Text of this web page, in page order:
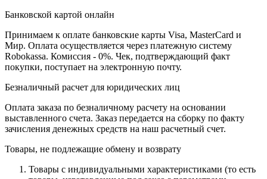
Банковской картой онлайн
Принимаем к оплате банковские карты Visa, MasterCard и
Мир. Оплата осуществляется через платежную систему
Robokassa. Комиссия - 0%. Чек, подтверждающий факт
покупки, поступает на электронную почту.
Безналичный расчет для юридических лиц
Оплата заказа по безналичному расчету на основании
выставленного счета. Заказ передается на сборку по факту
зачисления денежных средств на наш расчетный счет.
Товары, не подлежащие обмену и возврату
Товары с индивидуальными характеристиками (то есть